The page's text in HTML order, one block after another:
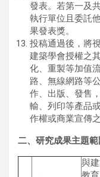
發表。若第一及
執行單位且委託
果發表獎。
投稿通過後，將
建築學會授權之
化、重製等加值
路、無線網路等
作、出版、發售
輸、列印等產品
作權或商業宣傳
二、研究成果主題範
與